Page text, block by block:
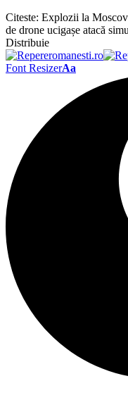
Citeste: Explozii la
de drone ucigașe atacă
Distribuie
Font ResizerAa